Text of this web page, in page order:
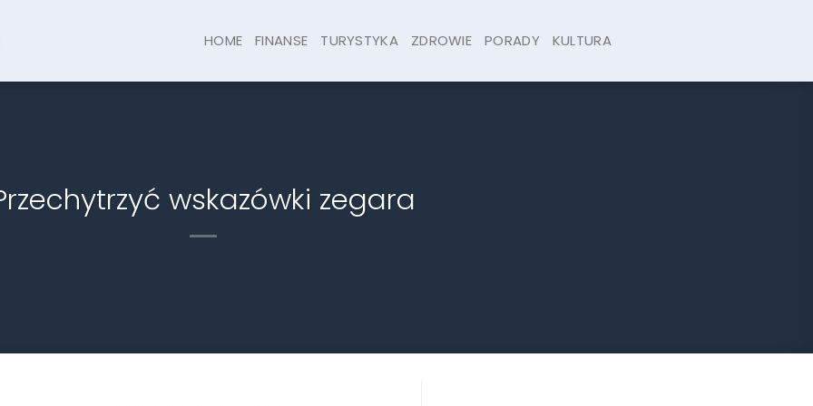
HOME FINANSE TURYSTYKA ZDROWIE PORADY KULTURA
wskazówki zegara